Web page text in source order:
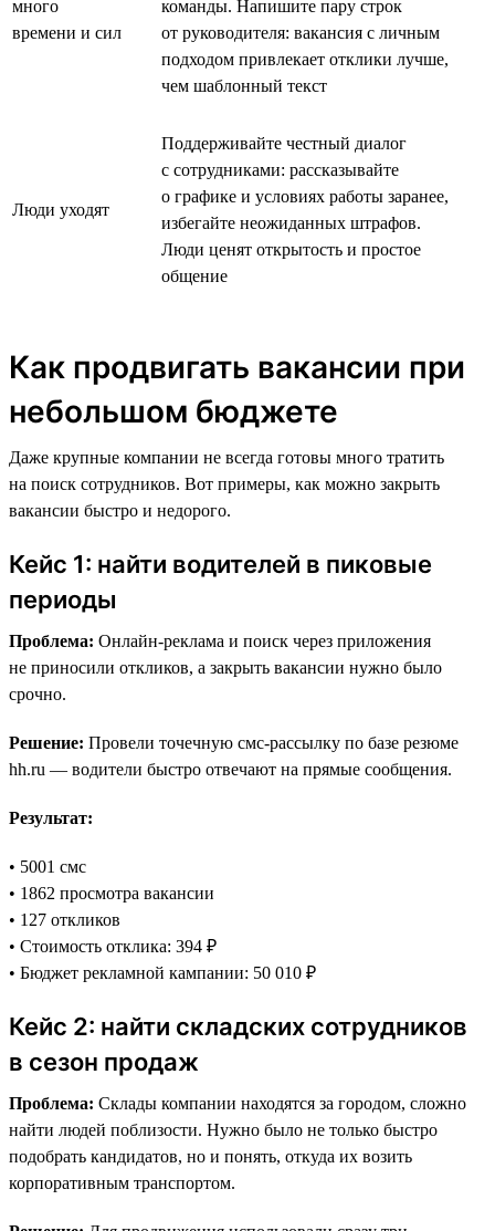
много
времени и сил
команды. Напишите пару строк
от руководителя: вакансия с личным
подходом привлекает отклики лучше,
чем шаблонный текст
Люди уходят
Поддерживайте честный диалог
с сотрудниками: рассказывайте
о графике и условиях работы заранее,
избегайте неожиданных штрафов.
Люди ценят открытость и простое
общение
Как продвигать вакансии при
небольшом бюджете
Даже крупные компании не всегда готовы много тратить
на поиск сотрудников. Вот примеры, как можно закрыть
вакансии быстро и недорого.
Кейс 1: найти водителей в пиковые
периоды
Проблема: Онлайн-реклама и поиск через приложения
не приносили откликов, а закрыть вакансии нужно было
срочно.
Решение: Провели точечную смс-рассылку по базе резюме
hh.ru — водители быстро отвечают на прямые сообщения.
Результат:
• 5001 смс
• 1862 просмотра вакансии
• 127 откликов
• Стоимость отклика: 394 ₽
• Бюджет рекламной кампании: 50 010 ₽
Кейс 2: найти складских сотрудников
в сезон продаж
Проблема: Склады компании находятся за городом, сложно
найти людей поблизости. Нужно было не только быстро
подобрать кандидатов, но и понять, откуда их возить
корпоративным транспортом.